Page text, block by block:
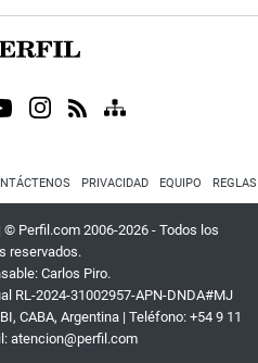
PRIVACIDAD EQUIPO
| © Perfil.com 2006-2026 - Todos los
reservados.
Carlos Piro.
RL-2024-31002957-APN-DNDA#MJ
, CABA, Argentina | Teléfono: +54 9 11
atencion@perfil.com